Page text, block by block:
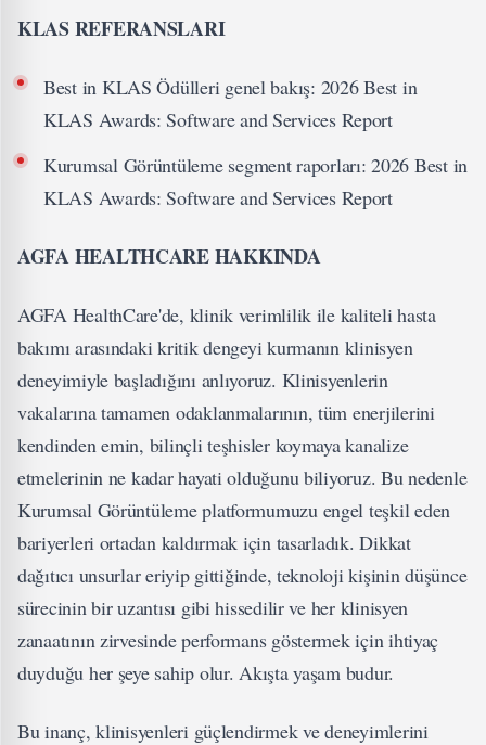
KLAS REFERANSLARI
Best in KLAS Ödülleri genel bakış: 2026 Best in
KLAS Awards: Software and Services Report
Kurumsal Görüntüleme segment raporları:2026 Best in
KLAS Awards: Software and Services Report
AGFA HEALTHCARE HAKKINDA
AGFA HealthCare'de, klinik verimlilik ile kaliteli hasta
bakımı arasındaki kritik dengeyi kurmanın klinisyen
deneyimiyle başladığını anlıyoruz. Klinisyenlerin
vakalarına tamamen odaklanmalarının, tüm enerjilerini
kendinden emin, bilinçli teşhisler koymaya kanalize
etmelerinin ne kadar hayati olduğunu biliyoruz. Bu nedenle
Kurumsal Görüntüleme platformumuzu engel teşkil eden
bariyerleri ortadan kaldırmak için tasarladık. Dikkat
dağıtıcı unsurlar eriyip gittiğinde, teknoloji kişinin düşünce
sürecinin bir uzantısı gibi hissedilir ve her klinisyen
zanaatının zirvesinde performans göstermek için ihtiyaç
duyduğu her şeye sahip olur. Akışta yaşam budur.
Bu inanç, klinisyenleri güçlendirmek ve deneyimlerini